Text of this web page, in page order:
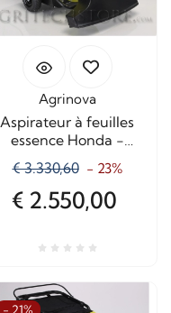
Agrinova
Aspirateur à feuilles
essence Honda -
€ 3.330,60 - 23%
€ 2.550,00
- 21%